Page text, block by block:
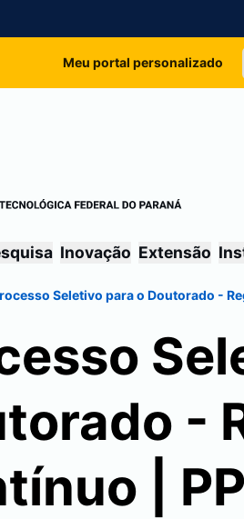
Meu portal personalizado
Inovação Extensão
Seletivo para o Doutorado -
-
|